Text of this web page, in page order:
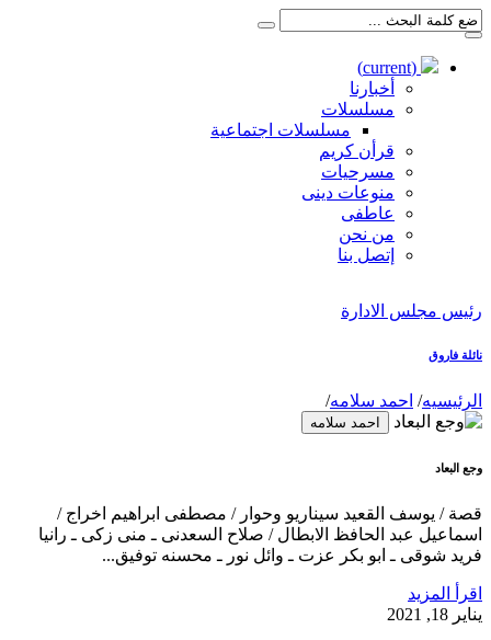
(current)
أخبارنا
مسلسلات
مسلسلات اجتماعية
قرأن كريم
مسرحيات
منوعات دينى
عاطفى
من نحن
إتصل بنا
رئيس مجلس الادارة
نائلة فاروق
الرئيسيه/ احمد سلامه/
احمد سلامه
وجع البعاد
قصة / يوسف القعيد سيناريو وحوار / مصطفى ابراهيم اخراج /
اسماعيل عبد الحافظ الابطال / صلاح السعدنى ـ منى زكى ـ رانيا
فريد شوقى ـ ابو بكر عزت ـ وائل نور ـ محسنه توفيق...
اقرأ المزيد
يناير 18, 2021